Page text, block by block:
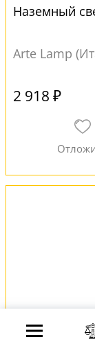
Наземный
Arte Lamp
2 918 ₽